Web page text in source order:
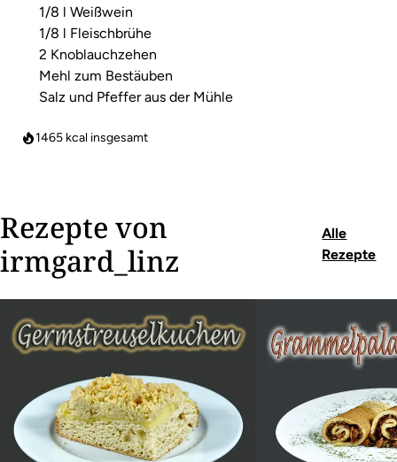
1/8 l Weißwein
1/8 l Fleischbrühe
2 Knoblauchzehen
Mehl zum Bestäuben
Salz und Pfeffer aus der Mühle
1465 kcal insgesamt
Rezepte von
irmgard_linz
Alle
Rezepte